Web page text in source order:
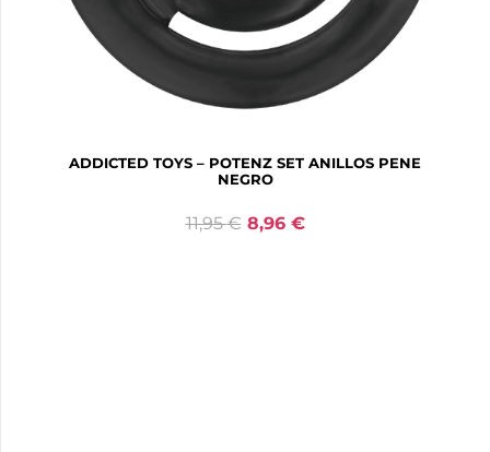
ADDICTED TOYS – POTENZ SET ANILLOS PENE
NEGRO
11,95€ 8,96 €